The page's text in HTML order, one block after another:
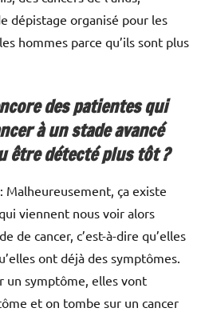
dépistage organisé pour les
hommes parce qu’ils sont plus
des patientes qui
à un stade avancé
être détecté plus tôt ?
Malheureusement, ça existe
viennent nous voir alors
de cancer, c’est-à-dire qu’elles
ont déjà des symptômes.
un symptôme, elles vont
et on tombe sur un cancer